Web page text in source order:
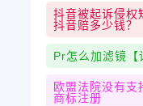
抖音被起诉侵权
抖音赔多少钱？
Pr怎么加滤镜【
欧盟法院没有支
商标注册